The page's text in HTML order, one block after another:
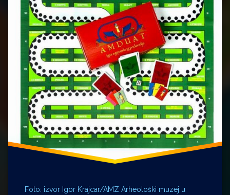
Foto: izvor Igor Krajcar/AMZ Arheološki muzej u